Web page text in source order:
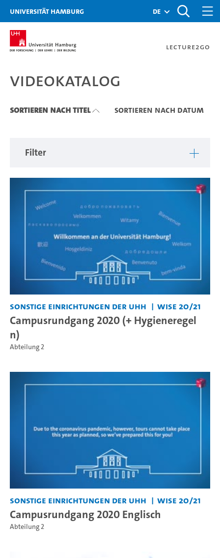
Zu den Filtern
Zur Metanavigation
Zur Hauptnavigation
Zur Suche
Zum Inhalt
Zum Seitenfuss
Universität Hamburg de
Lecture2Go
Videokatalog
Videokatalog
Sortieren nach Titel Sortieren nach Datum
Filter
Sonstige Einrichtungen der UHH WiSe 20/21
Campusrundgang 2020 (+ Hygieneregel
n)
Abteilung 2
Sonstige Einrichtungen der UHH WiSe 20/21
Campusrundgang 2020 Englisch
Abteilung 2